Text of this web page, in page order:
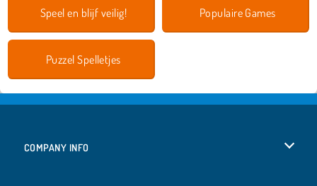
Speel en blijf veilig! Populaire Games
Puzzel Spelletjes
COMPANY INFO